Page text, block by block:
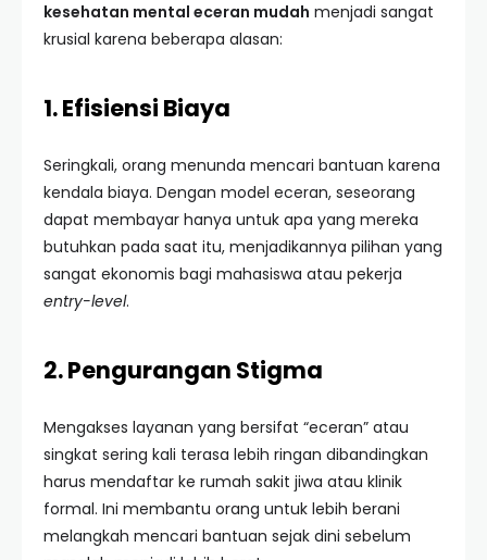
kesehatan mental eceran mudah menjadi sangat
krusial karena beberapa alasan:
1. Efisiensi Biaya
Seringkali, orang menunda mencari bantuan karena
kendala biaya. Dengan model eceran, seseorang
dapat membayar hanya untuk apa yang mereka
butuhkan pada saat itu, menjadikannya pilihan yang
sangat ekonomis bagi mahasiswa atau pekerja
entry-level.
2. Pengurangan Stigma
Mengakses layanan yang bersifat “eceran” atau
singkat sering kali terasa lebih ringan dibandingkan
harus mendaftar ke rumah sakit jiwa atau klinik
formal. Ini membantu orang untuk lebih berani
melangkah mencari bantuan sejak dini sebelum